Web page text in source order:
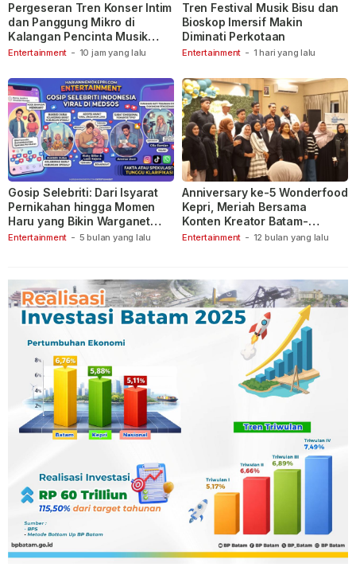
Entertainment - 10 jam yang lalu
Pergeseran Tren Konser Intim
dan Panggung Mikro di
Kalangan Pencinta Musik
Indonesia
Entertainment - 1 hari yang lalu
Tren Festival Musik Bisu dan
Bioskop Imersif Makin
Diminati Perkotaan
Entertainment - 5 bulan yang lalu
Gosip Selebriti: Dari Isyarat
Pernikahan hingga Momen
Haru yang Bikin Warganet
Berspekulasi
Entertainment - 12 bulan yang lalu
Anniversary ke-5 Wonderfood
Kepri, Meriah Bersama
Konten Kreator Batam-
Tanjungpinang